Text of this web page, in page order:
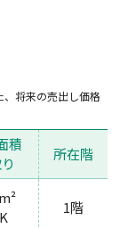
、将来の売出し価格
積
所在階
1階